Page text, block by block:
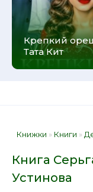
Крепкий
Тата Кит
Книжки » Книги »
Книга
Устинова